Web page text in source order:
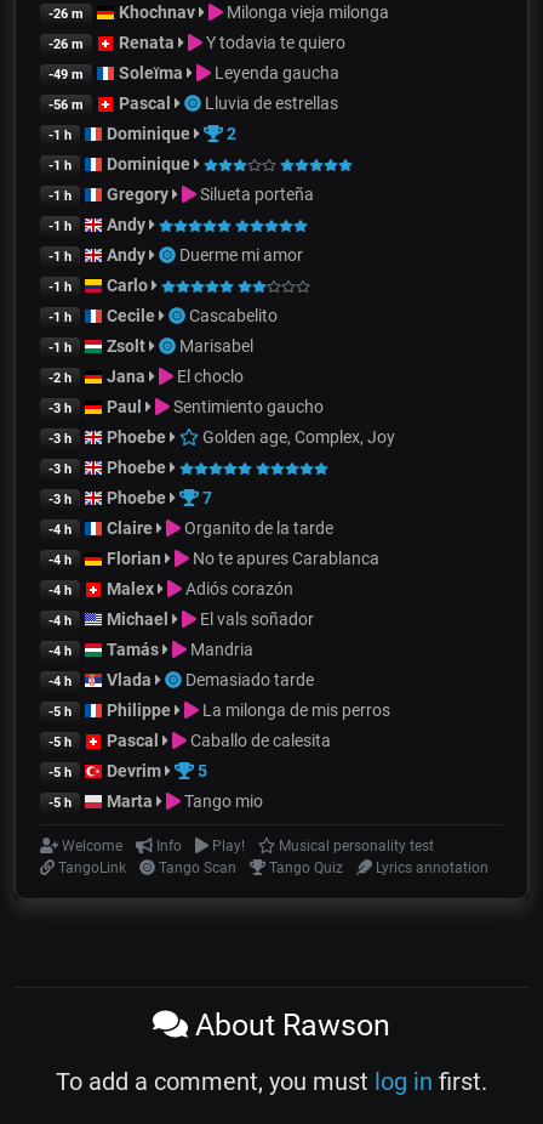
-26 m Khochnav Milonga vieja milonga
-26 m Renata Y todavia te quiero
-49 m Soleïma Leyenda gaucha
-56 m Pascal Lluvia de estrellas
-1 h Dominique 2
-1 h Dominique
-1 h Gregory Silueta porteña
-1 h Andy
-1 h Andy Duerme mi amor
-1 h Carlo
-1 h Cecile Cascabelito
-1 h Zsolt Marisabel
-2 h Jana El choclo
-3 h Paul Sentimiento gaucho
-3 h Phoebe Golden age, Complex, Joy
-3 h Phoebe
-3 h Phoebe 7
-4 h Claire Organito de la tarde
-4 h Florian No te apures Carablanca
-4 h Malex Adiós corazón
-4 h Michael El vals soñador
-4 h Tamás Mandria
-4 h Vlada Demasiado tarde
-5 h Philippe La milonga de mis perros
-5 h Pascal Caballo de calesita
-5 h Devrim 5
-5 h Marta Tango mio
Welcome Info Play!
Musical personality test
TangoLink
Tango Scan Tango Quiz Lyrics annotation
About Rawson
To add a comment, you must log in first.